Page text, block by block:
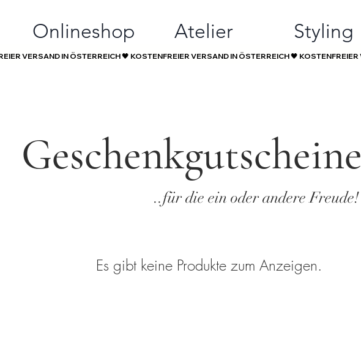
Onlineshop Atelier Styling
Geschenkgutscheine
..für die ein oder andere Freude!
Es gibt keine Produkte zum Anzeigen.